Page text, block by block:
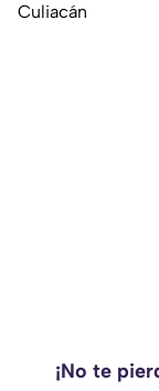
Culiacán
¡No te